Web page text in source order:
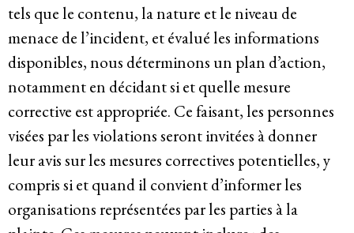
tels que le contenu, la nature et le niveau de
menace de l’incident, et évalué les informations
disponibles, nous déterminons un plan d’action,
notamment en décidant si et quelle mesure
corrective est appropriée. Ce faisant, les personnes
visées par les violations seront invitées à donner
leur avis sur les mesures correctives potentielles, y
compris si et quand il convient d’informer les
organisations représentées par les parties à la